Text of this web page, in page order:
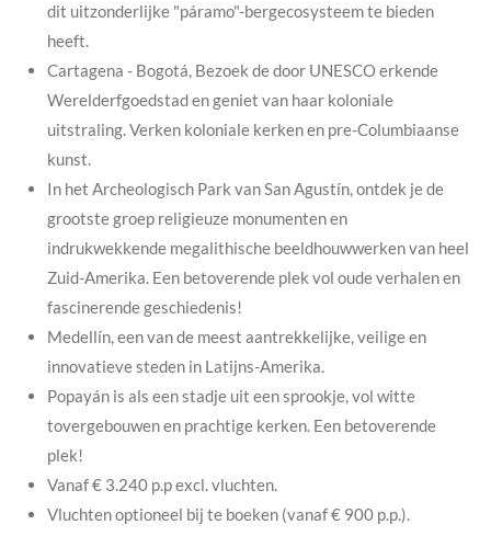
dit uitzonderlijke "páramo"-bergecosysteem te bieden
heeft.
Cartagena - Bogotá, Bezoek de door UNESCO erkende
Werelderfgoedstad en geniet van haar koloniale
uitstraling. Verken koloniale kerken en pre-Columbiaanse
kunst.
In het Archeologisch Park van San Agustín, ontdek je de
grootste groep religieuze monumenten en
indrukwekkende megalithische beeldhouwwerken van heel
Zuid-Amerika. Een betoverende plek vol oude verhalen en
fascinerende geschiedenis!
Medellín, een van de meest aantrekkelijke, veilige en
innovatieve steden in Latijns-Amerika.
Popayán is als een stadje uit een sprookje, vol witte
tovergebouwen en prachtige kerken. Een betoverende
plek!
Vanaf€ 3.240 p.p excl. vluchten.
Vluchten optioneel bij te boeken (vanaf€ 900 p.p.).